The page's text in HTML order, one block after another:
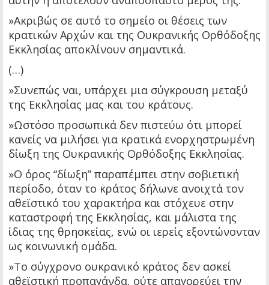
»Ακριβώς σε αυτό το σημείο οι θέσεις των
κρατικών Αρχών και της Ουκρανικής Ορθόδοξης
Εκκλησίας αποκλίνουν σημαντικά.
(…)
»Συνεπώς ναι, υπάρχει μια σύγκρουση μεταξύ
της Εκκλησίας μας και του κράτους.
»Ωστόσο προσωπικά δεν πιστεύω ότι μπορεί
κανείς να μιλήσει για κρατικά ενορχηστρωμένη
δίωξη της Ουκρανικής Ορθόδοξης Εκκλησίας.
»Ο όρος “δίωξη” παραπέμπει στην σοβιετική
περίοδο, όταν το κράτος δήλωνε ανοιχτά τον
αθεϊστικό του χαρακτήρα και στόχευε στην
καταστροφή της Εκκλησίας, και μάλιστα της
ίδιας της θρησκείας, ενώ οι ιερείς εξοντώνονταν
ως κοινωνική ομάδα.
»Το σύγχρονο ουκρανικό κράτος δεν ασκεί
αθεϊστική προπαγάνδα, ούτε απαγορεύει την